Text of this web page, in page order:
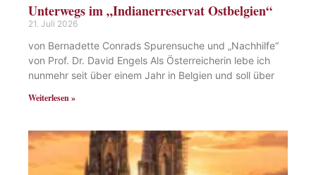
Unterwegs im „Indianerreservat Ostbelgien“
21. Juli 2026
von Bernadette Conrads Spurensuche und „Nachhilfe“
von Prof. Dr. David Engels Als Österreicherin lebe ich
nunmehr seit über einem Jahr in Belgien und soll über
Weiterlesen »